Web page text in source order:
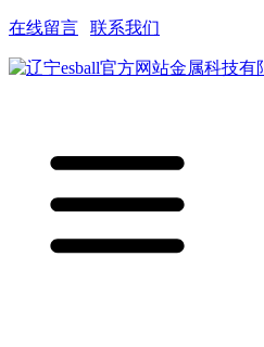
在线留言 联系我们